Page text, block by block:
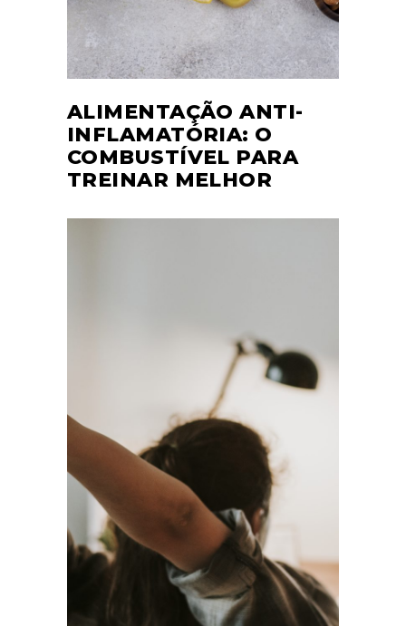
ALIMENTAÇÃO ANTI-
INFLAMATÓRIA: O
COMBUSTÍVEL PARA
TREINAR MELHOR